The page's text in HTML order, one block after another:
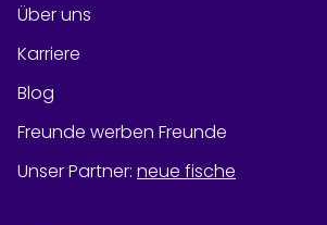
Über uns
Karriere
Blog
Freunde werben Freunde
Unser Partner: neue fische